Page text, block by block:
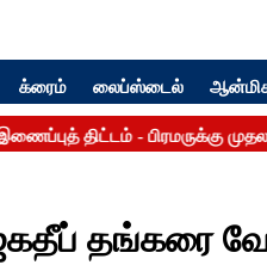
க்ரைம் லைப்ஸ்டைல்
தங்கரை